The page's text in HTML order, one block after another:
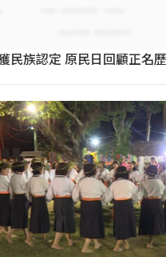
民族認定 原民日回顧正名